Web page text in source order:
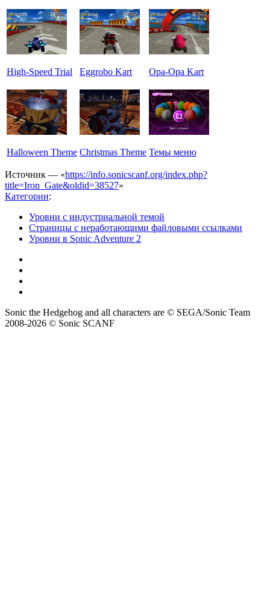
High-Speed Trial Eggrobo Kart Opa-Opa Kart
Halloween Theme Christmas Theme Темы меню
Источник — «https://info.sonicscanf.org/index.php?
title=Iron_Gate&oldid=38527»
Категории:
Уровни с индустриальной темой
Страницы с неработающими файловыми ссылками
Уровни в Sonic Adventure 2
Sonic the Hedgehog and all characters are © SEGA/Sonic Team
2008-2026 © Sonic SCANF